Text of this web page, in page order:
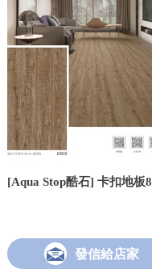
[Aqua Stop酷石] 卡扣地板
發信給店家